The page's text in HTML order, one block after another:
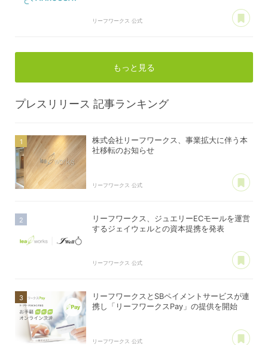
リーフワークス 公式
もっと見る
プレスリリース 記事ランキング
株式会社リーフワークス、事業拡大に伴う本
社移転のお知らせ
リーフワークス 公式
リーフワークス、ジュエリーECモールを運営
するジェイウェルとの資本提携を発表
リーフワークス 公式
リーフワークスとSBペイメントサービスが連
携し「リーフワークスPay」の提供を開始
リーフワークス 公式